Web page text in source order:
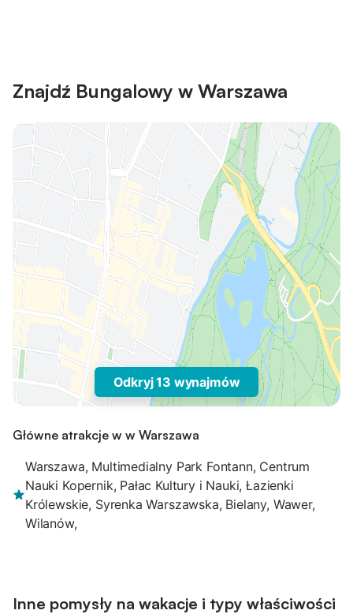
Znajdź Bungalowy w Warszawa
Odkryj 13 wynajmów
Główne atrakcje w w Warszawa
Warszawa, Multimedialny Park Fontann, Centrum
Nauki Kopernik, Pałac Kultury i Nauki, Łazienki
Królewskie, Syrenka Warszawska, Bielany, Wawer,
Wilanów,
Inne pomysły na wakacje i typy właściwości